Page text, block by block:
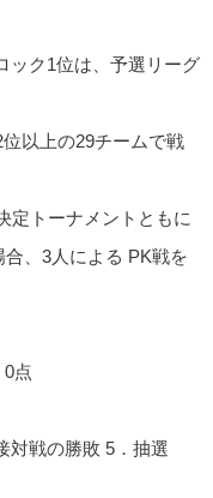
ック1位は、予選リーグ
以上の29チームで戦
定トーナメントともに
、3人による PK戦を
0点
対戦の勝敗 5．抽選